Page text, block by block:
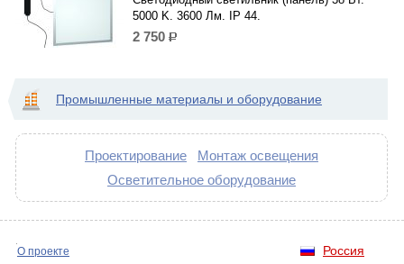
5000 K. 3600 Лм. IP 44.
2 750 р.
Промышленные материалы и оборудование
Проектирование
Монтаж освещения
Осветительное оборудование
Россия
О проекте